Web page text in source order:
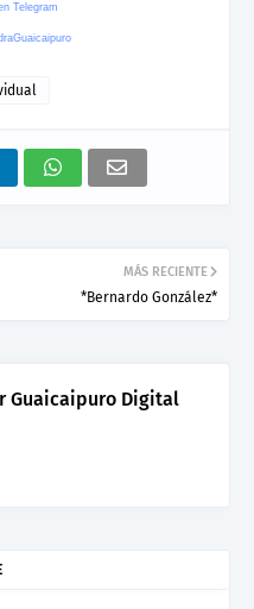
Telegram
MÁS RECIENTE
*Bernardo González*
Guaicaipuro Digital